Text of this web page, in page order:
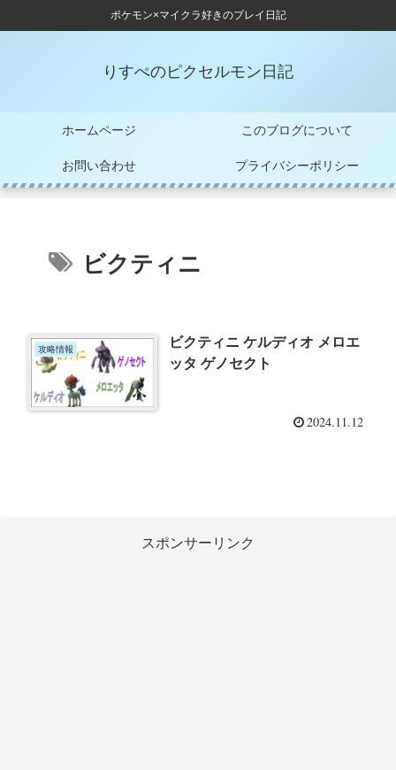
ポケモン×マイクラ好きのプレイ日記
りすぺのピクセルモン日記
ホームページ このブログについて
お問い合わせ プライバシーポリシー
ビクティニ
攻略情報
ビクティニ ケルディオ メロエ
ッタ ゲノセクト
2024.11.12
スポンサーリンク